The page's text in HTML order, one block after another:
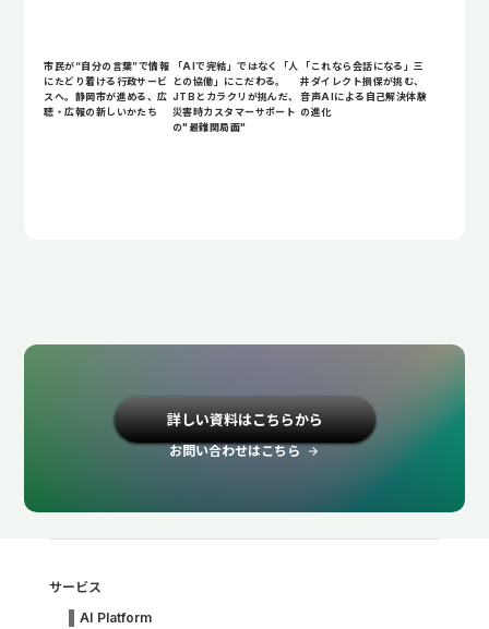
市民が“自分の言葉”で情報
にたどり着ける行政サービ
スへ。静岡市が進める、広
聴・広報の新しいかたち
「AIで完結」ではなく「人
との協働」にこだわる。
JTBとカラクリが挑んだ、
災害時カスタマーサポート
の"最難関局面"
「これなら会話になる」三
井ダイレクト損保が挑む、
音声AIによる自己解決体験
の進化
詳しい資料はこちらから
お問い合わせはこちら arrow_forward
サービス
AI Platform